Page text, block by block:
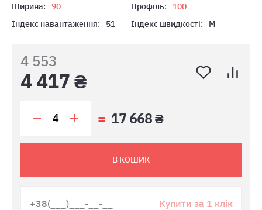
Ширина:
90 Профіль:
100
Індекс навантаження:
51 Індекс швидкості: M
4 553
4 417 ₴
17 668 ₴
В КОШИК
Купити за 1 клік